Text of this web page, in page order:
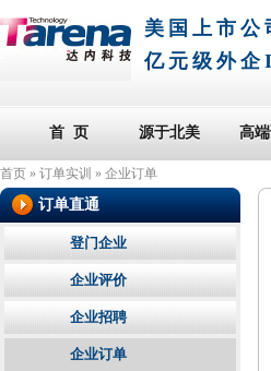
美国上市公
亿元级外
首 页 源于北美 高
首页 » 订单实训 » 企业订单
订单直通
登门企业
企业评价
企业招聘
企业订单